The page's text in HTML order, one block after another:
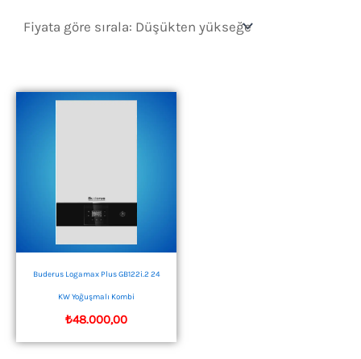
Buderus Logamax Plus GB122i.2 24
KW Yoğuşmalı Kombi
₺48.000,00